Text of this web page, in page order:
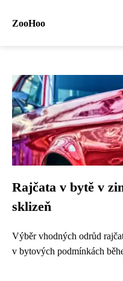
ZooHoo
Rajčata v bytě v
sklizeň
Výběr vhodných odrůd
v bytových podmínkách